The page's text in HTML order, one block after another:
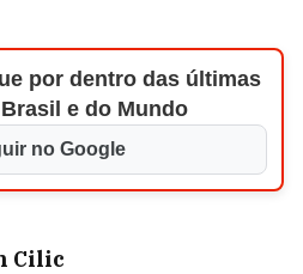
por dentro das últimas
e do Mundo
no Google
Cilic